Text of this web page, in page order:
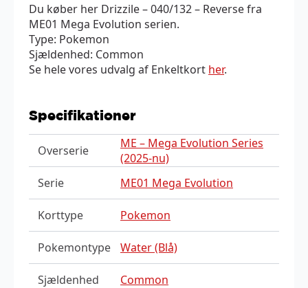
Du køber her Drizzile – 040/132 – Reverse fra
ME01 Mega Evolution serien.
Type: Pokemon
Sjældenhed: Common
Se hele vores udvalg af Enkeltkort her.
Specifikationer
Overserie
ME – Mega Evolution Series
(2025-nu)
Serie
ME01 Mega Evolution
Korttype Pokemon
Pokemontype Water (Blå)
Sjældenhed Common